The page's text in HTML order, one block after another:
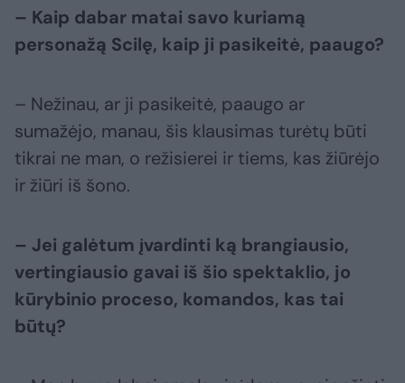
– Kaip dabar matai savo kuriamą
personažą Scilę, kaip ji pasikeitė, paaugo?
– Nežinau, ar ji pasikeitė, paaugo ar
sumažėjo, manau, šis klausimas turėtų būti
tikrai ne man, o režisierei ir tiems, kas žiūrėjo
ir žiūri iš šono.
– Jei galėtum įvardinti ką brangiausio,
vertingiausio gavai iš šio spektaklio, jo
kūrybinio proceso, komandos, kas tai
būtų?